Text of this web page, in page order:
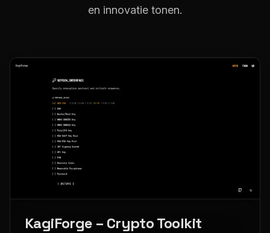
en innovatie tonen.
KagiForge – Crypto Toolkit